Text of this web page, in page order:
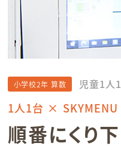
小学校2年 算数 児童1人
1人1台 ×
順番にくり